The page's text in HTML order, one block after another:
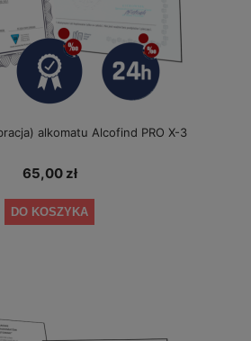
alkomatu Alcofind PRO X-3
65,00 zł
DO KOSZYKA